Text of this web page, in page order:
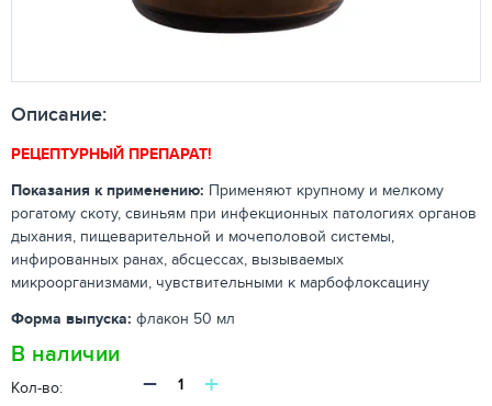
Описание:
РЕЦЕПТУРНЫЙ ПРЕПАРАТ!
Показания к применению: Применяют крупному и мелкому
рогатому скоту, свиньям при инфекционных патологиях органов
дыхания, пищеварительной и мочеполовой системы,
инфированных ранах, абсцессах, вызываемых
микроорганизмами, чувствительными к марбофлоксацину
Форма выпуска: флакон 50 мл
В наличии
Кол-во: − +